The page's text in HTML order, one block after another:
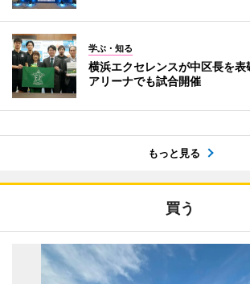
学ぶ・知る
横浜エクセレンスが中区長を
アリーナでも試合開催
もっと見る
買う